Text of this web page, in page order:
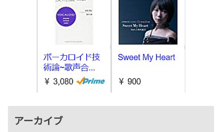
アーカイブ